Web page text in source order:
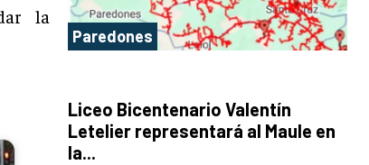
la
Paredones
Liceo Bicentenario Valentín
Letelier representará al Maule en
la...